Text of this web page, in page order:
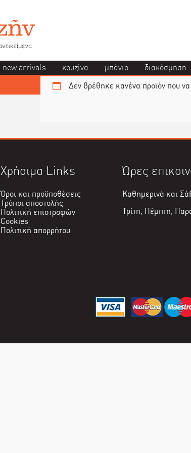
new arrivals κουζίνα μπάνιο διακόσμηση
Δεν βρέθηκε κανένα προϊόν που να
Χρήσιμα Links
Όροι και προϋποθέσεις
Τρόποι αποστολής
Πολιτική επιστροφών
Cookies
Πολιτική απορρήτου
Ώρες
Καθημερινά και
Τρίτη, Πέμπτη,